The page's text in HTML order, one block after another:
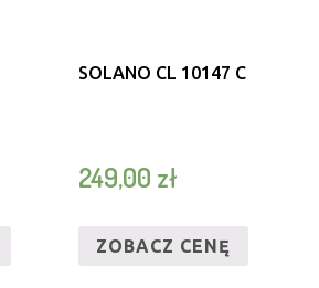
SOLANO CL 10147 C
249,00 zł
ZOBACZ CENĘ